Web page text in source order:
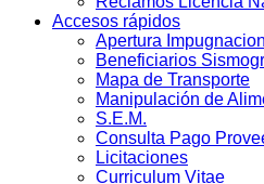
Accesos rápidos
Apertura
Beneficiarios
Mapa de Transporte
Manipulación de
S.E.M.
Consulta Pago
Licitaciones
Curriculum Vitae